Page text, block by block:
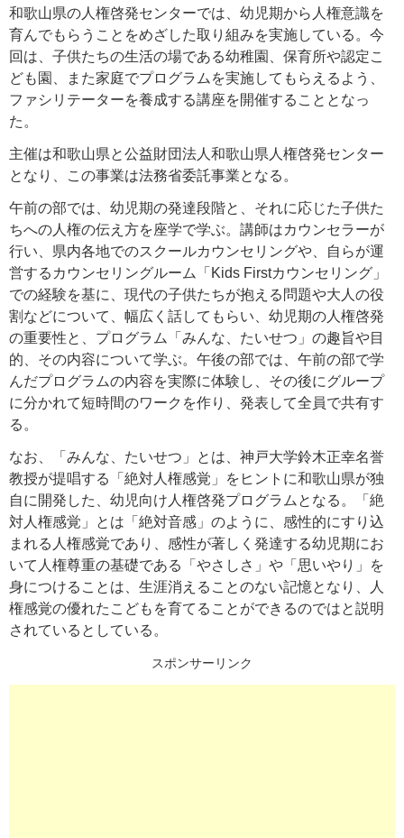
和歌山県の人権啓発センターでは、幼児期から人権意識を
育んでもらうことをめざした取り組みを実施している。今
回は、子供たちの生活の場である幼稚園、保育所や認定こ
ども園、また家庭でプログラムを実施してもらえるよう、
ファシリテーターを養成する講座を開催することとなっ
た。
主催は和歌山県と公益財団法人和歌山県人権啓発センター
となり、この事業は法務省委託事業となる。
午前の部では、幼児期の発達段階と、それに応じた子供た
ちへの人権の伝え方を座学で学ぶ。講師はカウンセラーが
行い、県内各地でのスクールカウンセリングや、自らが運
営するカウンセリングルーム「Kids Firstカウンセリング」
での経験を基に、現代の子供たちが抱える問題や大人の役
割などについて、幅広く話してもらい、幼児期の人権啓発
の重要性と、プログラム「みんな、たいせつ」の趣旨や目
的、その内容について学ぶ。午後の部では、午前の部で学
んだプログラムの内容を実際に体験し、その後にグループ
に分かれて短時間のワークを作り、発表して全員で共有す
る。
なお、「みんな、たいせつ」とは、神戸大学鈴木正幸名誉
教授が提唱する「絶対人権感覚」をヒントに和歌山県が独
自に開発した、幼児向け人権啓発プログラムとなる。「絶
対人権感覚」とは「絶対音感」のように、感性的にすり込
まれる人権感覚であり、感性が著しく発達する幼児期にお
いて人権尊重の基礎である「やさしさ」や「思いやり」を
身につけることは、生涯消えることのない記憶となり、人
権感覚の優れたこどもを育てることができるのではと説明
されているとしている。
スポンサーリンク